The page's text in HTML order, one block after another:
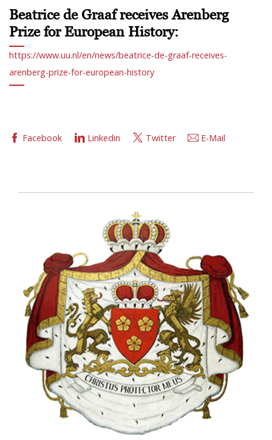
Beatrice de Graaf receives Arenberg
Prize for European History:
https://www.uu.nl/en/news/beatrice-de-graaf-receives-
arenberg-prize-for-european-history
Facebook Linkedin Twitter E-Mail